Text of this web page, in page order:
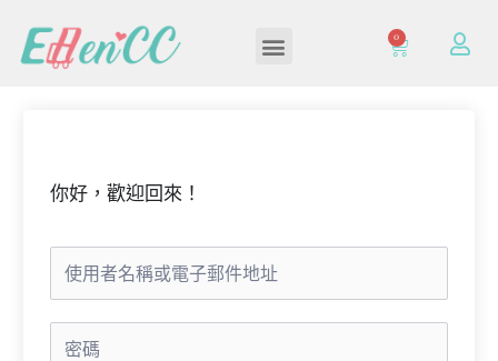
0
你好，歡迎回來！